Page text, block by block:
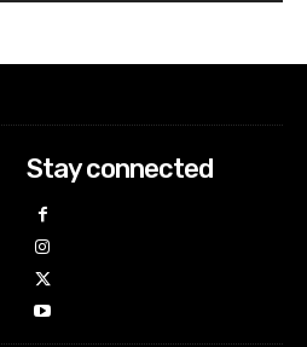
Stay connected